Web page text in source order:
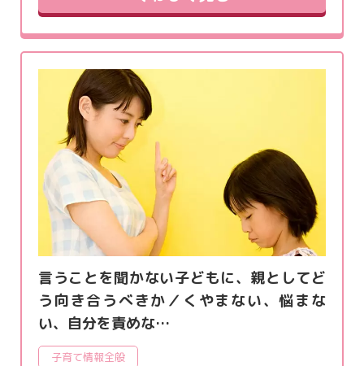
言うことを聞かない子どもに、親としてど
う向き合うべきか／くやまない、悩まな
い、自分を責めな…
子育て情報全般